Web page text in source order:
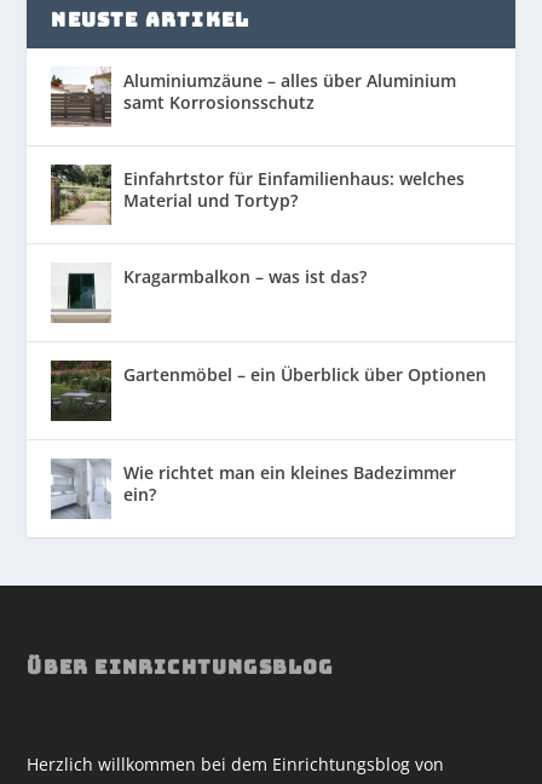
NEUSTE ARTIKEL
Aluminiumzäune – alles über Aluminium
samt Korrosionsschutz
Einfahrtstor für Einfamilienhaus: welches
Material und Tortyp?
Kragarmbalkon – was ist das?
Gartenmöbel – ein Überblick über Optionen
Wie richtet man ein kleines Badezimmer
ein?
ÜBER EINRICHTUNGSBLOG
Herzlich willkommen bei dem Einrichtungsblog von